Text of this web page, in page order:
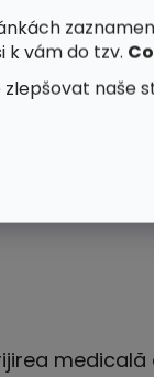
k vám do tzv.
naše